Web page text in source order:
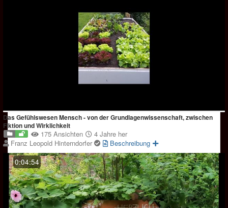
Das Gefühlswesen Mensch - von der Grundlagenwissenschaft, zwischen
Fiktion und Wirklichkeit
175 Ansichten
4 Jahre her
Franz Leopold Hinterndorfer
Beschreibung
0:04:54